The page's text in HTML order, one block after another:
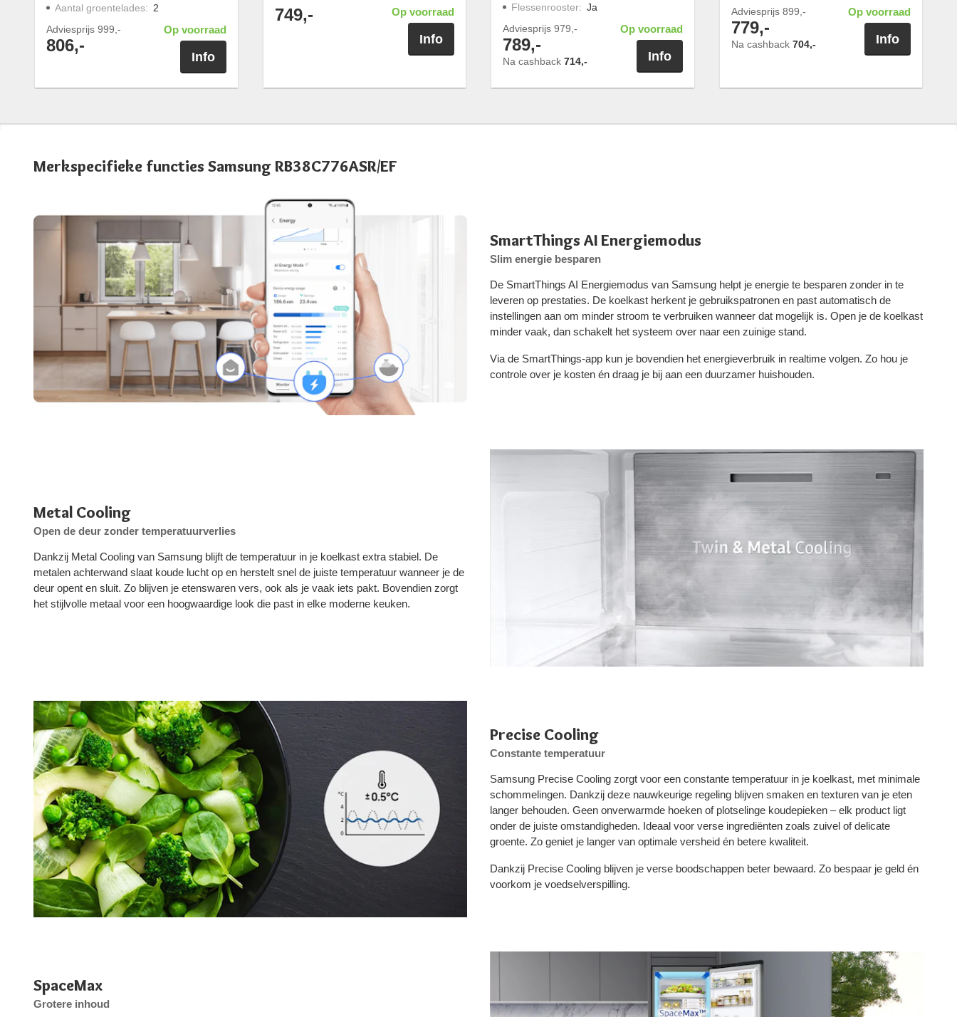
Aantal groentelades: 2
Adviesprijs 999,-
806,-
Op voorraad
Info
749,- Op voorraad
Info
Flessenrooster: Ja
Adviesprijs 979,-
789,-
Na cashback 714,-
Op voorraad
Info
Adviesprijs 899,-
779,-
Na cashback 704,-
Op voorraad
Info
Merkspecifieke functies Samsung RB38C776ASR/EF
SmartThings AI Energiemodus
Slim energie besparen
De SmartThings AI Energiemodus van Samsung helpt je energie te besparen zonder in te
leveren op prestaties. De koelkast herkent je gebruikspatronen en past automatisch de
instellingen aan om minder stroom te verbruiken wanneer dat mogelijk is. Open je de koelkast
minder vaak, dan schakelt het systeem over naar een zuinige stand.
Via de SmartThings-app kun je bovendien het energieverbruik in realtime volgen. Zo hou je
controle over je kosten én draag je bij aan een duurzamer huishouden.
Metal Cooling
Open de deur zonder temperatuurverlies
Dankzij Metal Cooling van Samsung blijft de temperatuur in je koelkast extra stabiel. De
metalen achterwand slaat koude lucht op en herstelt snel de juiste temperatuur wanneer je de
deur opent en sluit. Zo blijven je etenswaren vers, ook als je vaak iets pakt. Bovendien zorgt
het stijlvolle metaal voor een hoogwaardige look die past in elke moderne keuken.
Precise Cooling
Constante temperatuur
Samsung Precise Cooling zorgt voor een constante temperatuur in je koelkast, met minimale
schommelingen. Dankzij deze nauwkeurige regeling blijven smaken en texturen van je eten
langer behouden. Geen onverwarmde hoeken of plotselinge koudepieken – elk product ligt
onder de juiste omstandigheden. Ideaal voor verse ingrediënten zoals zuivel of delicate
groente. Zo geniet je langer van optimale versheid én betere kwaliteit.
Dankzij Precise Cooling blijven je verse boodschappen beter bewaard. Zo bespaar je geld én
voorkom je voedselverspilling.
SpaceMax
Grotere inhoud